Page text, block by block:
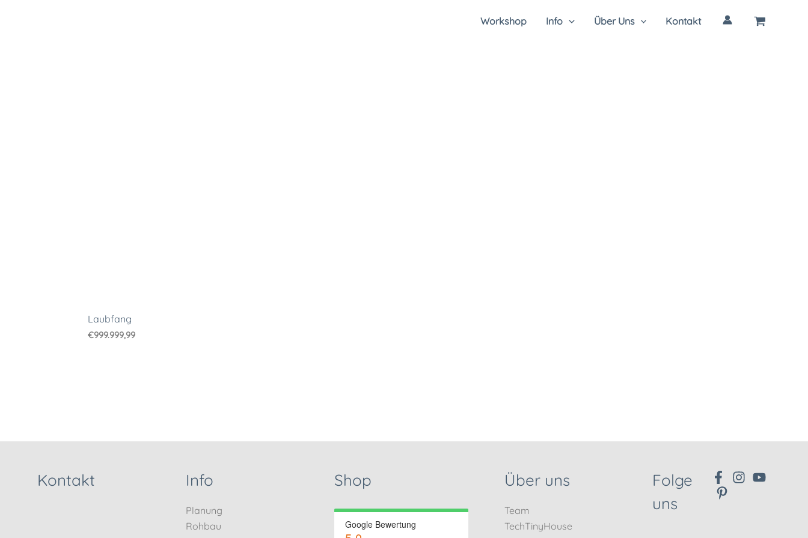
Workshop Info Über Uns Kontakt
Laubfang
€999.999,99
Kontakt Info
Planung
Rohbau
Shop
Google Bewertung
Über uns
Team
TechTinyHouse
Folge
uns